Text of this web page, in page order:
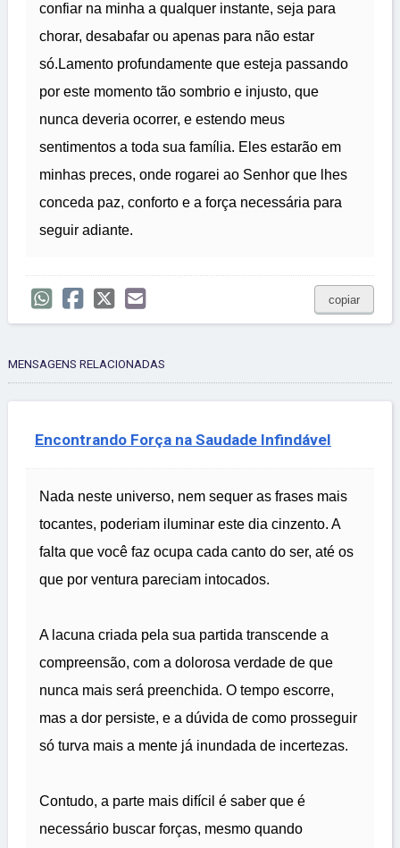
confiar na minha a qualquer instante, seja para
chorar, desabafar ou apenas para não estar
só.Lamento profundamente que esteja passando
por este momento tão sombrio e injusto, que
nunca deveria ocorrer, e estendo meus
sentimentos a toda sua família. Eles estarão em
minhas preces, onde rogarei ao Senhor que lhes
conceda paz, conforto e a força necessária para
seguir adiante.
copiar
MENSAGENS RELACIONADAS
Encontrando Força na Saudade Infindável
Nada neste universo, nem sequer as frases mais
tocantes, poderiam iluminar este dia cinzento. A
falta que você faz ocupa cada canto do ser, até os
que por ventura pareciam intocados.
A lacuna criada pela sua partida transcende a
compreensão, com a dolorosa verdade de que
nunca mais será preenchida. O tempo escorre,
mas a dor persiste, e a dúvida de como prosseguir
só turva mais a mente já inundada de incertezas.
Contudo, a parte mais difícil é saber que é
necessário buscar forças, mesmo quando